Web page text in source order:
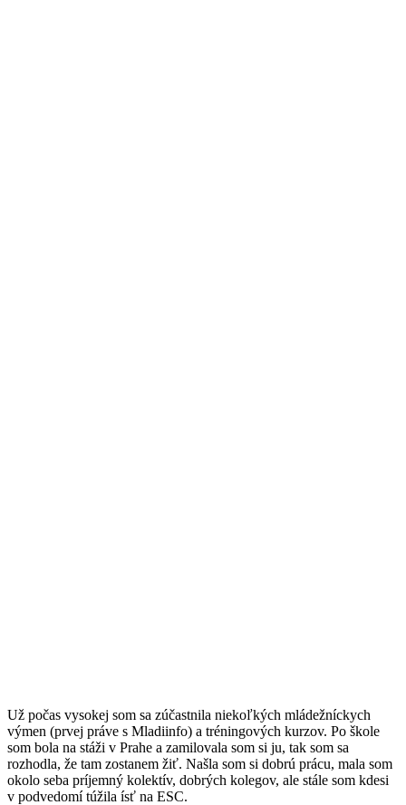
Už počas vysokej som sa zúčastnila niekoľkých mládežníckych
výmen (prvej práve s Mladiinfo) a tréningových kurzov. Po škole
som bola na stáži v Prahe a zamilovala som si ju, tak som sa
rozhodla, že tam zostanem žiť. Našla som si dobrú prácu, mala som
okolo seba príjemný kolektív, dobrých kolegov, ale stále som kdesi
v podvedomí túžila ísť na ESC.